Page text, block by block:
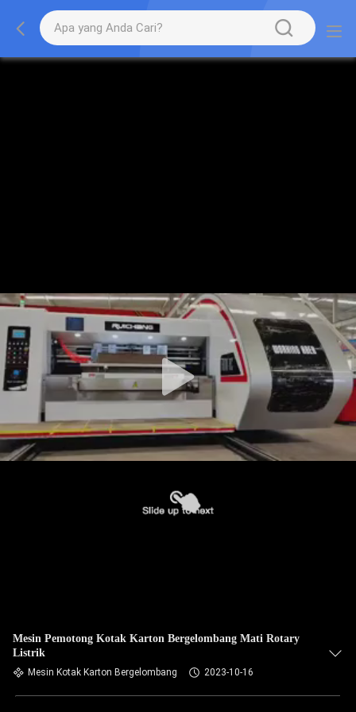
Mesin Pemotong Kotak Karton Bergelombang Mati Rotary
Listrik
Mesin Kotak Karton Bergelombang 2023-10-16